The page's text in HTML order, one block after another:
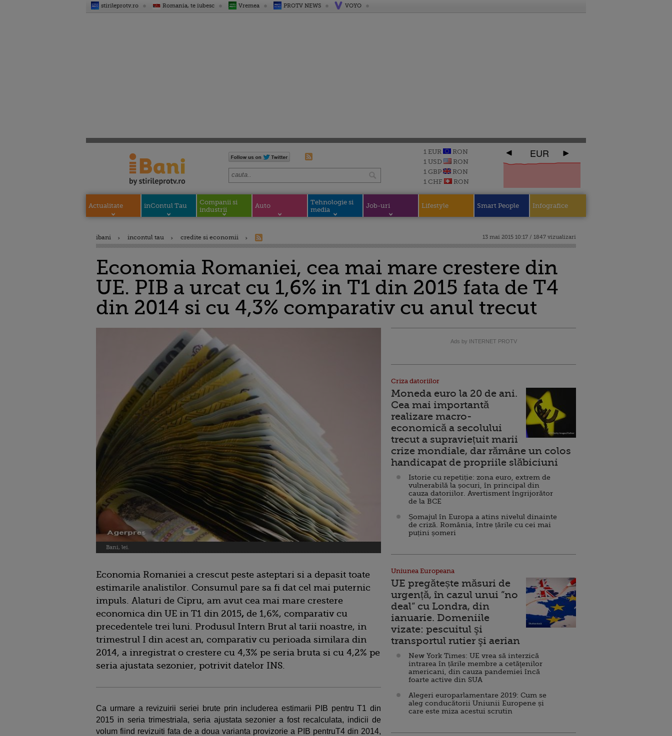
stirileprotv.ro Romania, te iubesc Vremea PROTV NEWS VOYO
1 EUR
RON
1 USD
RON
1 GBP
RON
1 CHF
RON
EUR
Actualitate inContul Tau
Companii si
industrii
Auto
Tehnologie si
media
Job-uri Lifestyle Smart People Infografice
ibani incontul tau credite si economii 13 mai 2015 10:17 / 1847 vizualizari
Economia Romaniei, cea mai mare crestere din
UE. PIB a urcat cu 1,6% in T1 din 2015 fata de T4
din 2014 si cu 4,3% comparativ cu anul trecut
Bani, lei.
Economia Romaniei a crescut peste asteptari si a depasit toate
estimarile analistilor. Consumul pare sa fi dat cel mai puternic
impuls. Alaturi de Cipru, am avut cea mai mare crestere
economica din UE in T1 din 2015, de 1,6%, comparativ cu
precedentele trei luni. Produsul Intern Brut al tarii noastre, in
trimestrul I din acest an, comparativ cu perioada similara din
2014, a inregistrat o crestere cu 4,3% pe seria bruta si cu 4,2% pe
seria ajustata sezonier, potrivit datelor INS.
Ca urmare a revizuirii seriei brute prin includerea estimarii PIB pentru T1 din
2015 in seria trimestriala, seria ajustata sezonier a fost recalculata, indicii de
volum fiind revizuiti fata de a doua varianta provizorie a PIB pentruT4 din 2014,
Ads by INTERNET PROTV
Criza datoriilor
Moneda euro la 20 de ani.
Cea mai importantă
realizare macro-
economică a secolului
trecut a supraviețuit marii
crize mondiale, dar rămâne un colos
handicapat de propriile slăbiciuni
Istorie cu repetiție: zona euro, extrem de
vulnerabilă la șocuri, în principal din
cauza datoriilor. Avertisment îngrijorător
de la BCE
Șomajul în Europa a atins nivelul dinainte
de criză. România, între țările cu cei mai
puțini șomeri
Uniunea Europeana
UE pregătește măsuri de
urgență, în cazul unui ”no
deal” cu Londra, din
ianuarie. Domeniile
vizate: pescuitul şi
transportul rutier şi aerian
New York Times: UE vrea să interzică
intrarea în țările membre a cetăţenilor
americani, din cauza pandemiei încă
foarte active din SUA
Alegeri europarlamentare 2019: Cum se
aleg conducătorii Uniunii Europene și
care este miza acestui scrutin